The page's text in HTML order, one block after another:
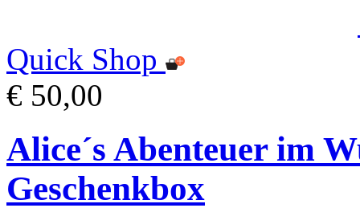
Quick Shop
€ 50,00
Alice´s Abenteuer im
Geschenkbox